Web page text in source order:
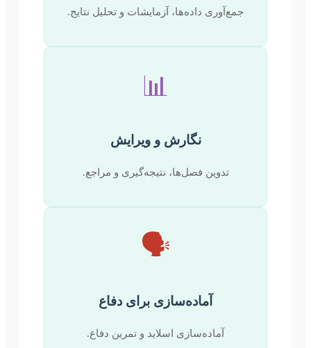
جمع‌آوری داده‌ها، آزمایشات و تحلیل نتایج.
📊
نگارش و ویرایش
تدوین فصل‌ها، نتیجه‌گیری و مراجع.
🗣️
آماده‌سازی برای دفاع
آماده‌سازی اسلاید و تمرین دفاع.